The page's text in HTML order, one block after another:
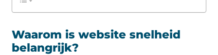
Waarom is website snelheid
belangrijk?